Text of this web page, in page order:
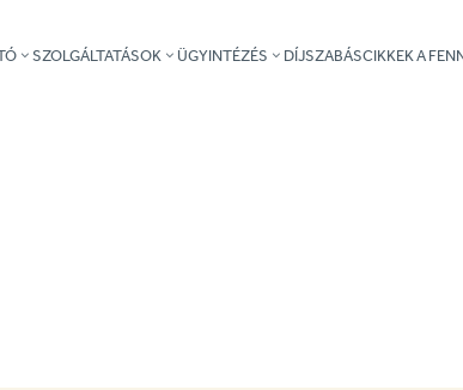
SZOLGÁLTATÁSOK ÜGYINTÉZÉS DÍJSZABÁSCIKKEK A